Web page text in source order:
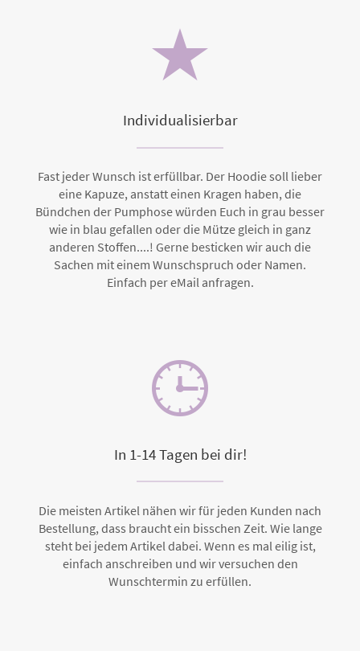
Individualisierbar
Fast jeder Wunsch ist erfüllbar. Der Hoodie soll lieber
eine Kapuze, anstatt einen Kragen haben, die
Bündchen der Pumphose würden Euch in grau besser
wie in blau gefallen oder die Mütze gleich in ganz
anderen Stoffen....! Gerne besticken wir auch die
Sachen mit einem Wunschspruch oder Namen.
Einfach per eMail anfragen.
In 1-14 Tagen bei dir!
Die meisten Artikel nähen wir für jeden Kunden nach
Bestellung, dass braucht ein bisschen Zeit. Wie lange
steht bei jedem Artikel dabei. Wenn es mal eilig ist,
einfach anschreiben und wir versuchen den
Wunschtermin zu erfüllen.